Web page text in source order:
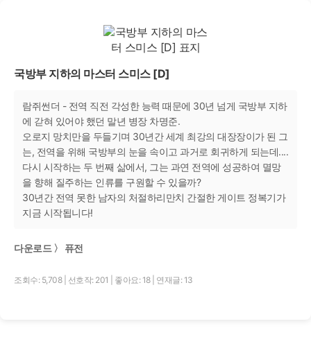
국방부 지하의 마스터 스미스 [D]
람쥐썬더 - 전역 직전 각성한 능력 때문에 30년 넘게 국방부 지하
에 갇혀 있어야 했던 말년 병장 차명준.
오로지 망치만을 두들기며 30년간 세계 최강의 대장장이가 된 그
는, 전역을 위해 국방부의 눈을 속이고 과거로 회귀하게 되는데....
다시 시작하는 두 번째 삶에서, 그는 과연 전역에 성공하여 멸망
을 향해 질주하는 인류를 구원할 수 있을까?
30년간 전역 못한 남자의 처절하리만치 간절한 게이트 정복기가
지금 시작됩니다!
다운로드 〉 퓨전
조회수: 5,708 선호작: 201 좋아요: 18 연재글: 13